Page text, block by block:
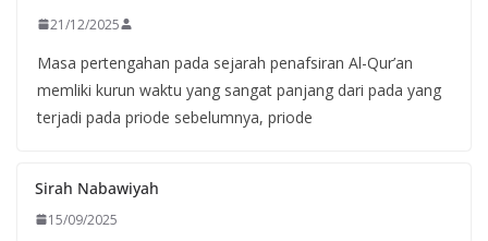
21/12/2025
Masa pertengahan pada sejarah penafsiran Al-Qur’an
memliki kurun waktu yang sangat panjang dari pada yang
terjadi pada priode sebelumnya, priode
Sirah Nabawiyah
15/09/2025